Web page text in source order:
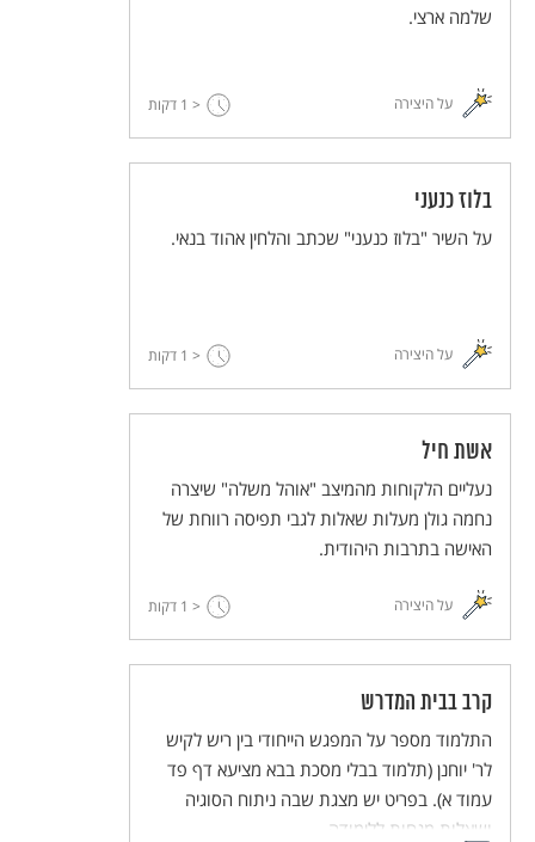
שלמה ארצי.
על היצירה < 1 דקות
בלוז כנעני
על השיר "בלוז כנעני" שכתב והלחין אהוד בנאי.
על היצירה < 1 דקות
אשת חיל
נעליים הלקוחות מהמיצב "אוהל משלה" שיצרה
נחמה גולן מעלות שאלות לגבי תפיסה רווחת של
האישה בתרבות היהודית.
על היצירה < 1 דקות
קרב בבית המדרש
התלמוד מספר על המפגש הייחודי בין ריש לקיש
לר' יוחנן (תלמוד בבלי מסכת בבא מציעא דף פד
עמוד א). בפריט יש מצגת שבה ניתוח הסוגיה
ושאלות מנחות ללימודה.